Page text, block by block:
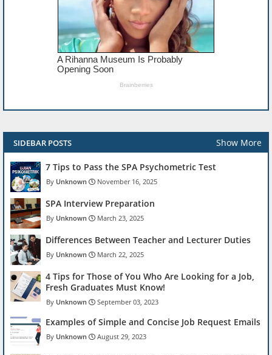
SIDEBAR POSTS Show More
7 Tips to Pass the SPA Psychometric Test
Unknown November 16, 2025
SPA Interview Preparation
Unknown March 23, 2025
Differences Between Teacher and Lecturer Duties
Unknown March 22, 2025
4 Tips for Those of You Who Are Looking for a Job,
Fresh Graduates Must Know!
Unknown September 03, 2023
Examples of Simple and Concise Job Request Emails
Unknown August 29, 2023